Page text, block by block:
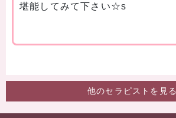
堪能してみて下さい☆s
他のセラピストを見る